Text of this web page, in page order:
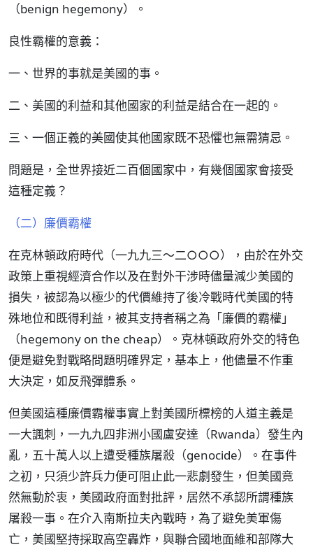
（benign hegemony）。
良性霸權的意義：
一、世界的事就是美國的事。
二、美國的利益和其他國家的利益是結合在一起的。
三、一個正義的美國使其他國家既不恐懼也無需猜忌。
問題是，全世界接近二百個國家中，有幾個國家會接受
這種定義？
（二）廉價霸權
在克林頓政府時代（一九九三～二○○○），由於在外交
政策上重視經濟合作以及在對外干涉時儘量減少美國的
損失，被認為以極少的代價維持了後冷戰時代美國的特
殊地位和既得利益，被其支持者稱之為「廉價的霸權」
（hegemony on the cheap）。克林頓政府外交的特色
便是避免對戰略問題明確界定，基本上，他儘量不作重
大決定，如反飛彈體系。
但美國這種廉價霸權事實上對美國所標榜的人道主義是
一大諷刺，一九九四非洲小國盧安達（Rwanda）發生內
亂，五十萬人以上遭受種族屠殺（genocide）。在事件
之初，只須少許兵力便可阻止此一悲劇發生，但美國竟
然無動於衷，美國政府面對批評，居然不承認所謂種族
屠殺一事。在介入南斯拉夫內戰時，為了避免美軍傷
亡，美國堅持採取高空轟炸，與聯合國地面維和部隊大